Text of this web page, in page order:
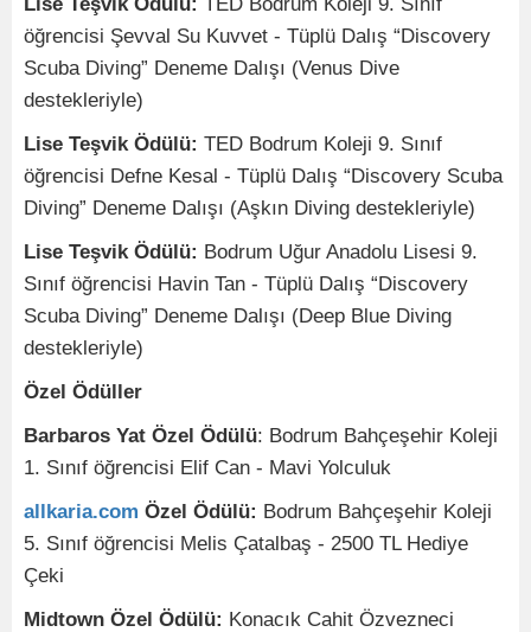
öğrencisi Şevval Su Kuvvet - Tüplü Dalış “Discovery
Scuba Diving” Deneme Dalışı (Venus Dive
destekleriyle)
Lise Teşvik Ödülü: TED Bodrum Koleji 9. Sınıf
öğrencisi Defne Kesal - Tüplü Dalış “Discovery Scuba
Diving” Deneme Dalışı (Aşkın Diving destekleriyle)
Lise Teşvik Ödülü: Bodrum Uğur Anadolu Lisesi 9.
Sınıf öğrencisi Havin Tan - Tüplü Dalış “Discovery
Scuba Diving” Deneme Dalışı (Deep Blue Diving
destekleriyle)
Özel Ödüller
Barbaros Yat Özel Ödülü: Bodrum Bahçeşehir Koleji
1. Sınıf öğrencisi Elif Can - Mavi Yolculuk
allkaria.com Özel Ödülü: Bodrum Bahçeşehir Koleji
5. Sınıf öğrencisi Melis Çatalbaş - 2500 TL Hediye
Çeki
Midtown Özel Ödülü: Konacık Cahit Özvezneci